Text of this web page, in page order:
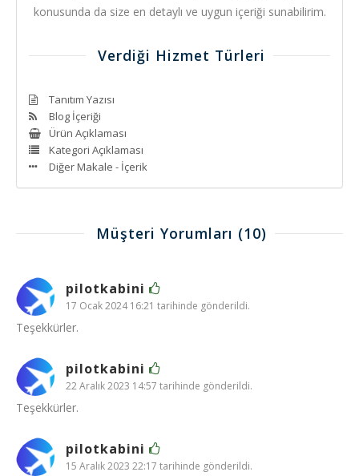
konusunda da size en detaylı ve uygun içeriği sunabilirim.
Verdiği Hizmet Türleri
Tanıtım Yazısı
Blog İçeriği
Ürün Açıklaması
Kategori Açıklaması
Diğer Makale - İçerik
Müşteri Yorumları (10)
pilotkabini
17 Ocak 2024 16:21 tarihinde gönderildi.
Teşekkürler.
pilotkabini
22 Aralık 2023 14:57 tarihinde gönderildi.
Teşekkürler.
pilotkabini
15 Aralık 2023 22:17 tarihinde gönderildi.